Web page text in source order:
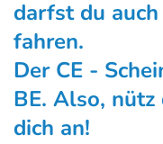
darfst du
fahren.
Der CE -
BE. Also, nütz
dich an!